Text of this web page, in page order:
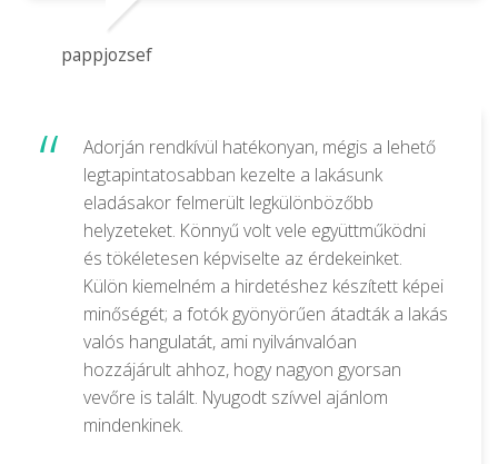
pappjozsef
Adorján rendkívül hatékonyan, mégis a lehető
legtapintatosabban kezelte a lakásunk
eladásakor felmerült legkülönbözőbb
helyzeteket. Könnyű volt vele együttműködni
és tökéletesen képviselte az érdekeinket.
Külön kiemelném a hirdetéshez készített képei
minőségét; a fotók gyönyörűen átadták a lakás
valós hangulatát, ami nyilvánvalóan
hozzájárult ahhoz, hogy nagyon gyorsan
vevőre is talált. Nyugodt szívvel ajánlom
mindenkinek.